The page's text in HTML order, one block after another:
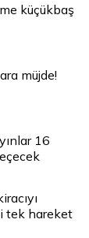
küçükbaş
müjde!
16
tek hareket